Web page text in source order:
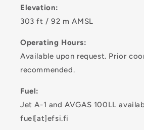
Elevation:
303 ft / 92 m AMSL
Operating Hours:
Available upon request. Prior
recommended.
Fuel:
Jet A-1 and AVGAS 100LL
fuel[at]efsi.fi